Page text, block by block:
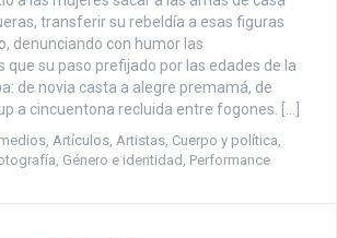
transferir su rebeldía a esas figuras
denunciando con humor las
que su paso prefijado por las edades de la
de novia casta a alegre premamá, de
a cincuentona recluida entre fogones. […]
Artículos Artistas Cuerpo y política
Género e identidad Performance